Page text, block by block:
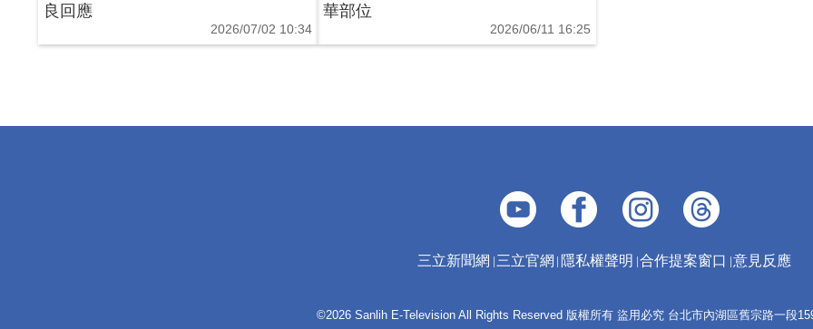
良回應
2026/07/02 10:34
華部位
2026/06/11 16:25
三立新聞網 三立官網 隱私權聲明 合作提案窗口 意見反應
©2026 Sanlih E-Television All Rights Reserved 版權所有 盜用必究 台北市內湖區舊宗路一段